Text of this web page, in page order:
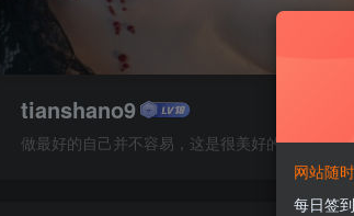
tianshano9
做最好的自己并不容易，这是很美好的愿望，需
网站随
每日签